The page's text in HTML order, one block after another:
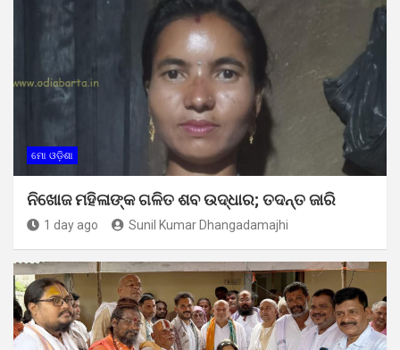
ମୋ ଓଡ଼ିଶା
ନିଖୋଜ ମହିଳାଙ୍କ ଗଳିତ ଶବ ଉଦ୍ଧାର; ତଦନ୍ତ ଜାରି
1 day ago Sunil Kumar Dhangadamajhi